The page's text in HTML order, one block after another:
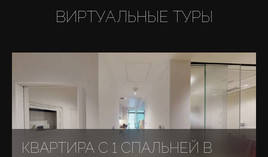
ВИРТУАЛЬНЫЕ ТУРЫ
КВАРТИРА С 1 СПАЛЬНЕЙ В